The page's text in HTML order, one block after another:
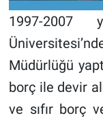
1997-2007
Müdürlüğü
borç ile devir
ve sıfır borç